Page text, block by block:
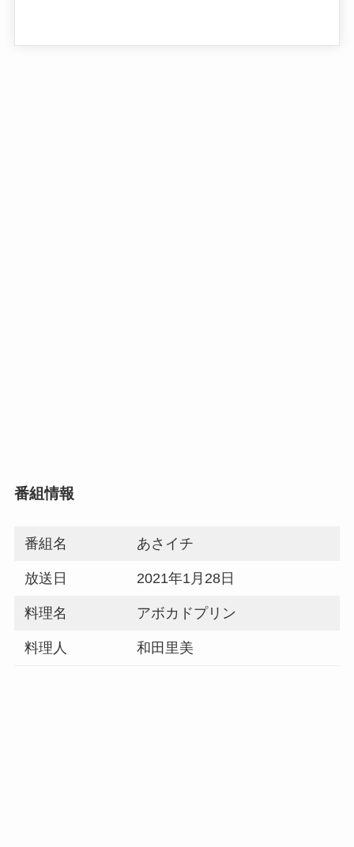
番組情報
番組名 あさイチ
放送日 2021年1月28日
料理名 アボカドプリン
料理人 和田里美